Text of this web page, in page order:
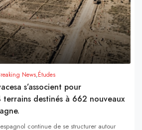
News,Études
s’associent pour
terrains destinés à 662 nouveaux
continue de se structurer autour